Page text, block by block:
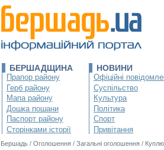
БЕРШАДЩИНА
Прапор району
Герб району
Мапа району
Дошка пошани
Паспорт району
Сторінками історії
НОВИНИ
Офіційні
Суспільство
Культура
Політика
Спорт
Привітання
Бершадь / Оголошення / Загальні оголошення / Куплю